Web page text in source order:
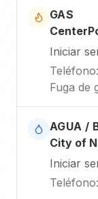
GAS
Iniciar
Teléfono:
Fuga de
AGUA /
City of
Iniciar
Teléfono: